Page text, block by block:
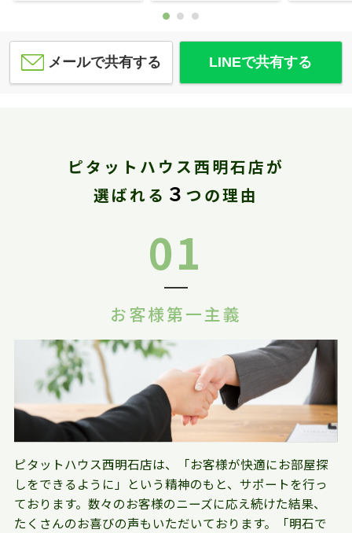
メールで共有する LINEで共有する
ピタットハウス西明石店が
選ばれる ３ つの理由
01
お客様第一主義
ピタットハウス西明石店は、「お客様が快適にお部屋探
しをできるように」という精神のもと、サポートを行っ
ております。数々のお客様のニーズに応え続けた結果、
たくさんのお喜びの声もいただいております。「明石で